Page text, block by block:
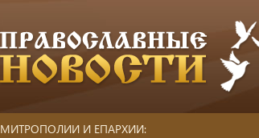
МИТРОПОЛИИ И ЕПАРХИИ: